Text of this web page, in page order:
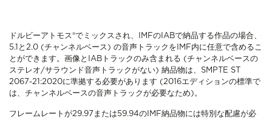
ドルビーアトモス®でミックスされ、IMFのIABで納品する作品の場合、
5.1と2.0 (チャンネルベース) の音声トラックをIMF内に任意で含めるこ
とができます。画像とIABトラックのみ含まれる (チャンネルベースの
ステレオ/サラウンド音声トラックがない) 納品物は、SMPTE ST
2067-21:2020に準拠する必要があります (2016エディションの標準で
は、チャンネルベースの音声トラックが必要なため)。
フレームレートが29.97または59.94のIMF納品物には特別な配慮が必